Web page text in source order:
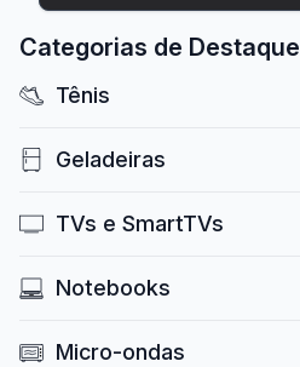
Categorias de Destaque
Tênis
Geladeiras
TVs e SmartTVs
Notebooks
Micro-ondas